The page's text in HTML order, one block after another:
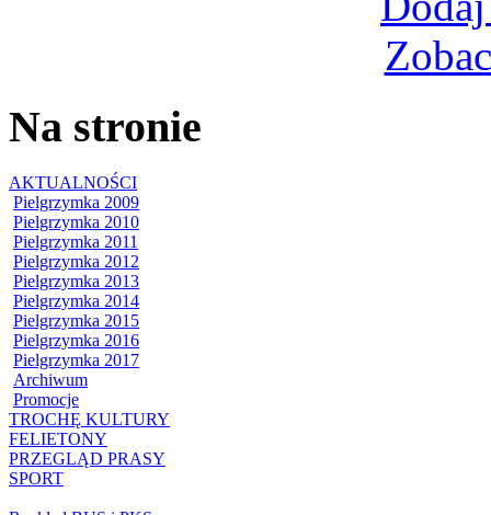
Na stronie
AKTUALNOŚCI
Pielgrzymka 2009
Pielgrzymka 2010
Pielgrzymka 2011
Pielgrzymka 2012
Pielgrzymka 2013
Pielgrzymka 2014
Pielgrzymka 2015
Pielgrzymka 2016
Pielgrzymka 2017
Archiwum
Promocje
TROCHĘ KULTURY
FELIETONY
PRZEGLĄD PRASY
SPORT